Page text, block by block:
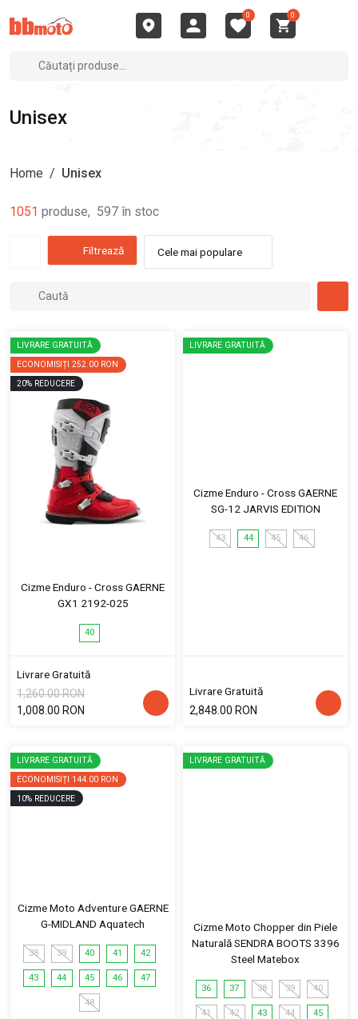
0 0
Unisex
Home / Unisex
1051 produse, 597 în stoc
Filtrează Cele mai populare
LIVRARE GRATUITĂ
ECONOMISIȚI 252.00 RON
20% REDUCERE
Cizme Enduro - Cross GAERNE
GX1 2192-025
40
Livrare Gratuită
1,260.00 RON
1,008.00 RON
LIVRARE GRATUITĂ
Cizme Enduro - Cross GAERNE
SG-12 JARVIS EDITION
43 44 45 46
Livrare Gratuită
2,848.00 RON
LIVRARE GRATUITĂ
ECONOMISIȚI 144.00 RON
10% REDUCERE
Cizme Moto Adventure GAERNE
G-MIDLAND Aquatech
38 39 40 41 42
43 44 45 46 47
48
LIVRARE GRATUITĂ
Cizme Moto Chopper din Piele
Naturală SENDRA BOOTS 3396
Steel Matebox
36 37 38 39 40
41 42 43 44 45